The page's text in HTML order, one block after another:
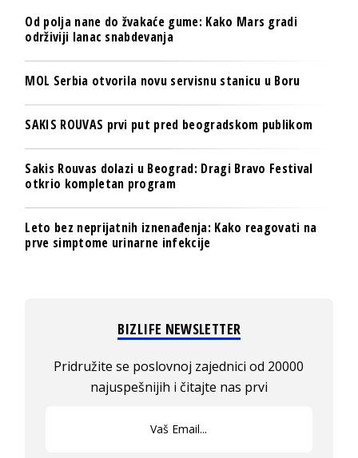
Od polja nane do žvakaće gume: Kako Mars gradi
održiviji lanac snabdevanja
MOL Serbia otvorila novu servisnu stanicu u Boru
SAKIS ROUVAS prvi put pred beogradskom publikom
Sakis Rouvas dolazi u Beograd: Dragi Bravo Festival
otkrio kompletan program
Leto bez neprijatnih iznenađenja: Kako reagovati na
prve simptome urinarne infekcije
BIZLIFE NEWSLETTER
Pridružite se poslovnoj zajednici od 20000
najuspešnijih i čitajte nas prvi